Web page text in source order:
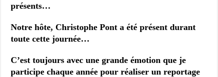
présents…
Notre hôte, Christophe Pont a été présent durant
toute cette journée…
C’est toujours avec une grande émotion que je
participe chaque année pour réaliser un reportage